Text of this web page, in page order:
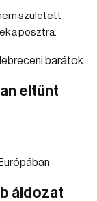
született
a posztra.
eltűnt
áldozat